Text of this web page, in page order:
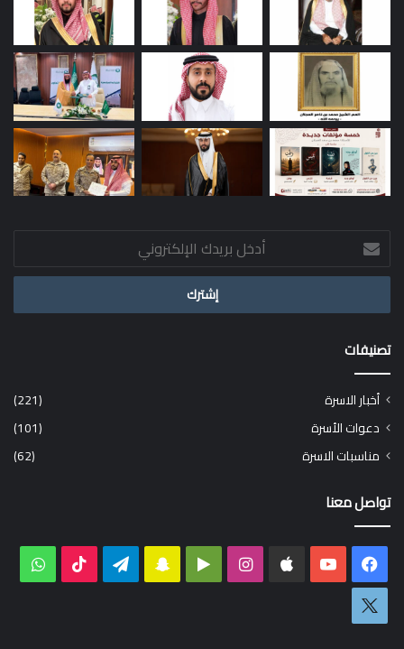
أدخل
بريدك
الإلكتروني
تصنيفات
أخبار الاسرة
(221)
دعوات الأسرة
(101)
مناسبات الاسرة
(62)
تواصل معنا
فيسبوك ‫YouTube انستقرام ‏Google سناب
تيلقرام ‫TikTok